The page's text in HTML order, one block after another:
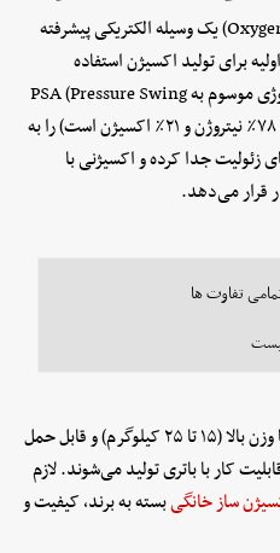
دستگاه اکسیژن ساز (Oxygen Concentrator) یک وسیله الکتریکی پیشرفته
برای تولید اکسیژن استفاده
می‌کند. این دستگاه با استفاده از تکنولوژی موسوم به PSA (Pressure Swing
Adsorption)، هوای محیط (که دارای ۷۸٪ نیتروژن و ۲۱٪ اکسیژن است) را به
زئولیت جدا کرده و اکسیژنی با
تفاوت ها
اکسیژن ساز در دو نوع ثابت (خانگی) با وزن بالا (۱۵ تا ۲۵ کیلوگرم) و قابل حمل
تا ۸ کیلوگرم) و قابلیت کار با باتری تولید می‌شوند. لازم
ساز خانگیبسته به برند، کیفیت و